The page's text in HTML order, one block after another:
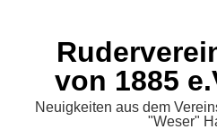
von 1885
Neuigkeiten aus dem
"Weser"